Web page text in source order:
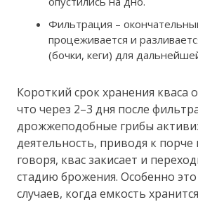
Фильтрация –
процеживается и
(бочки, кеги) для
Короткий срок хранения кваса
что через 2–3 дня после
дрожжеподобные грибы
деятельность, приводя к
говоря, квас закисает и
стадию брожения. Особенно
случаев, когда емкость